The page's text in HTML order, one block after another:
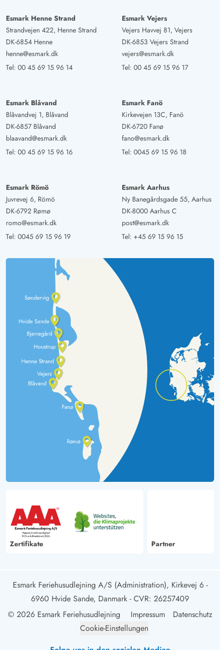
Esmark Henne Strand
Strandvejen 422, Henne Strand
DK-6854 Henne
henne@esmark.dk
Tel: 00 45 69 15 96 14
Esmark Vejers
Vejers Havvej 81, Vejers
DK-6853 Vejers Strand
vejers@esmark.dk
Tel: 00 45 69 15 96 17
Esmark Blåvand
Blåvandvej 1, Blåvand
DK-6857 Blåvand
blaavand@esmark.dk
Tel: 00 45 69 15 96 16
Esmark Fanö
Kirkevejen 13C, Fanö
DK-6720 Fanø
fano@esmark.dk
Tel: 0045 69 15 96 18
Esmark Römö
Juvrevej 6, Römö
DK-6792 Rømø
romo@esmark.dk
Tel: 0045 69 15 96 19
Esmark Aarhus
Ny Banegårdsgade 55, Aarhus
DK-8000 Aarhus C
post@esmark.dk
Tel: +45 69 15 96 15
Zertifikate Partner
Esmark Feriehusudlejning A/S (Administration), Kirkevej 6 -
6960 Hvide Sande, Danmark - CVR: 26257409
© 2026 Esmark Feriehusudlejning
Impressum
Datenschutz
Cookie-Einstellungen